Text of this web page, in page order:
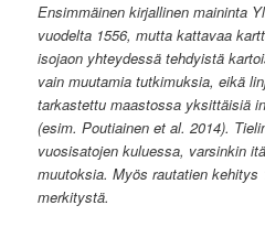
Ensimmäinen kirjallinen maininta
vuodelta 1556, mutta kattavaa
isojaon yhteydessä tehdyistä
vain muutamia tutkimuksia, eikä
tarkastettu maastossa yksittäisiä
(esim. Poutiainen et al. 2014).
vuosisatojen kuluessa, varsinkin
muutoksia. Myös rautatien kehitys
merkitystä.